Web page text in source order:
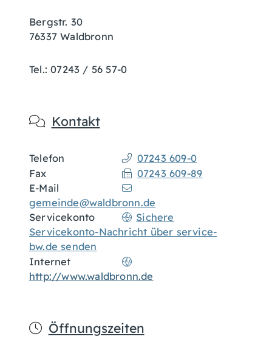
Bergstr. 30
76337 Waldbronn
Tel.: 07243 / 56 57-0
Kontakt
Telefon
07243 609-0
Fax
07243 609-89
E-Mail
gemeinde@waldbronn.de
Servicekonto
Sichere
Servicekonto-Nachricht über service-
bw.de senden
Internet
http://www.waldbronn.de
Öffnungszeiten